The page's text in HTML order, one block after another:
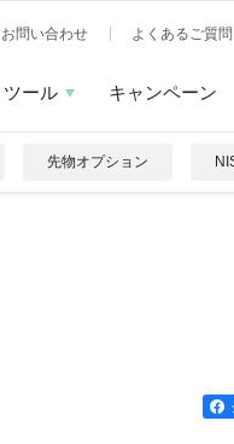
お問い合わせ よくあるご質問
ツール キャンペーン
先物オプション